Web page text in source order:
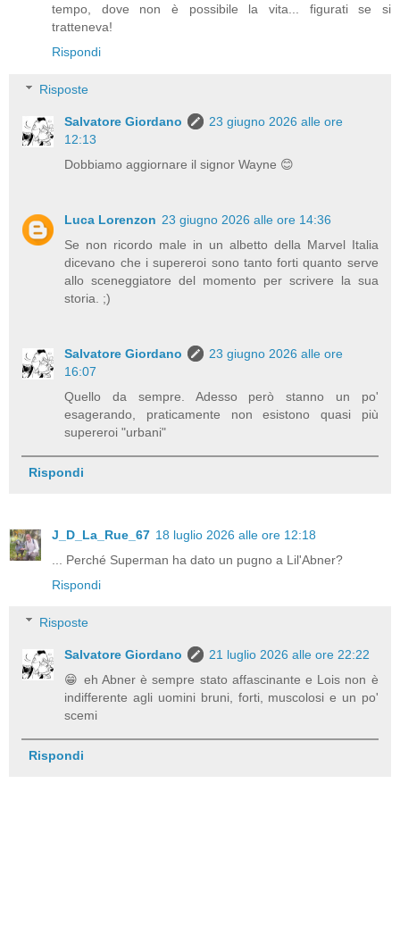
tempo, dove non è possibile la vita... figurati se si
tratteneva!
Rispondi
Risposte
Salvatore Giordano
23 giugno 2026 alle ore
12:13
Dobbiamo aggiornare il signor Wayne 😊
Luca Lorenzon 23 giugno 2026 alle ore 14:36
Se non ricordo male in un albetto della Marvel Italia
dicevano che i supereroi sono tanto forti quanto serve
allo sceneggiatore del momento per scrivere la sua
storia. ;)
Salvatore Giordano
23 giugno 2026 alle ore
16:07
Quello da sempre. Adesso però stanno un po'
esagerando, praticamente non esistono quasi più
supereroi "urbani"
Rispondi
J_D_La_Rue_67 18 luglio 2026 alle ore 12:18
... Perché Superman ha dato un pugno a Lil'Abner?
Rispondi
Risposte
Salvatore Giordano
21 luglio 2026 alle ore 22:22
😁 eh Abner è sempre stato affascinante e Lois non è
indifferente agli uomini bruni, forti, muscolosi e un po'
scemi
Rispondi